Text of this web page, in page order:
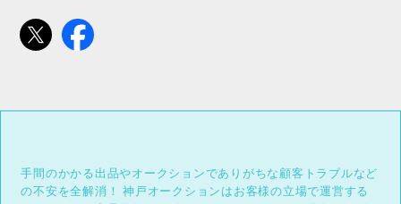
手間のかかる出品やオークションでありがちな顧客トラブルなど
の不安を全解消！
神戸オークションはお客様の立場で運営する